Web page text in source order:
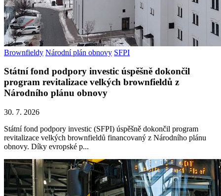
Brownfieldy Národní plán obnovy SFPI
Státní fond podpory investic úspěšně dokončil
program revitalizace velkých brownfieldů z
Národního plánu obnovy
30. 7. 2026
Státní fond podpory investic (SFPI) úspěšně dokončil program
revitalizace velkých brownfieldů financovaný z Národního plánu
obnovy. Díky evropské p...